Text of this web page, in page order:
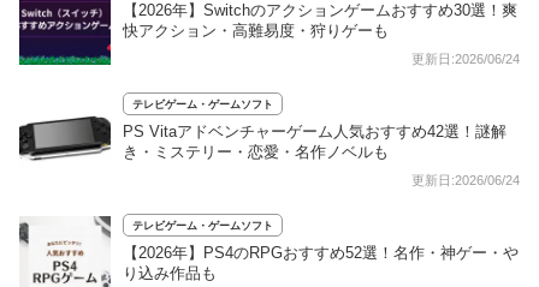
【2026年】Switchのアクションゲームおすすめ30選！爽
快アクション・高難易度・狩りゲーも
更新日:2026/06/24
テレビゲーム・ゲームソフト
PS Vitaアドベンチャーゲーム人気おすすめ42選！謎解
き・ミステリー・恋愛・名作ノベルも
更新日:2026/06/24
テレビゲーム・ゲームソフト
【2026年】PS4のRPGおすすめ52選！名作・神ゲー・や
り込み作品も